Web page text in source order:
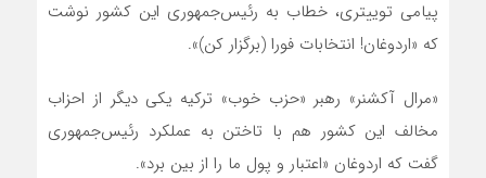
پیامی توییتری، خطاب به رئیس‌جمهوری این کشور نوشت
که «اردوغان! انتخابات فورا (برگزار کن)».
«مرال آکشنر» رهبر «حزب خوب» ترکیه یکی دیگر از احزاب
مخالف این کشور هم با تاختن به عملکرد رئیس‌جمهوری
گفت که اردوغان «اعتبار و پول ما را از بین برد».